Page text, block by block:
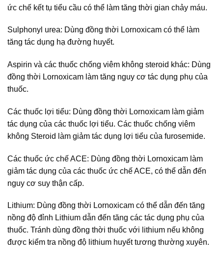
ức chế kết tụ tiểu cầu có thể làm tăng thời gian chảy máu.
Sulphonyl urea: Dùng đồng thời Lornoxicam có thể làm
tăng tác dụng hạ đường huyết.
Aspirin và các thuốc chống viêm không steroid khác: Dùng
đồng thời Lornoxicam làm tăng nguy cơ tác dụng phụ của
thuốc.
Các thuốc lợi tiểu: Dùng đồng thời Lornoxicam làm giảm
tác dụng của các thuốc lợi tiểu. Các thuốc chống viêm
không Steroid làm giảm tác dụng lợi tiểu của furosemide.
Các thuốc ức chế ACE: Dùng đồng thời Lornoxicam làm
giảm tác dụng của các thuốc ức chế ACE, có thể dẫn đến
nguy cơ suy thận cấp.
Lithium: Dùng đồng thời Lornoxicam có thể dẫn đến tăng
nồng độ đỉnh Lithium dẫn đến tăng các tác dụng phụ của
thuốc. Tránh dùng đồng thời thuốc với lithium nếu không
được kiểm tra nồng độ lithium huyết tương thường xuyên.